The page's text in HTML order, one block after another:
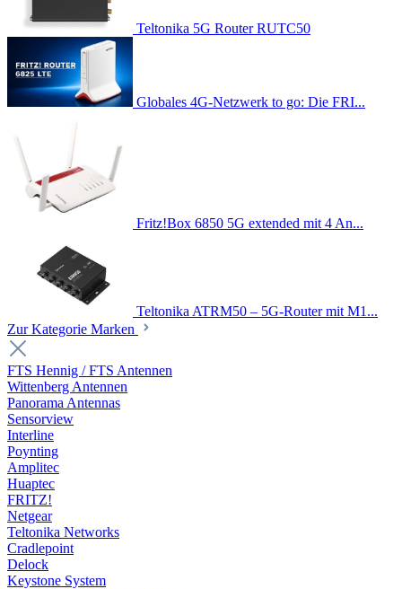
Teltonika 5G Router RUTC50
Globales 4G-Netzwerk to go: Die FRI...
Fritz!Box 6850 5G extended mit 4 An...
Teltonika ATRM50 – 5G-Router mit M1...
Zur Kategorie Marken
FTS Hennig / FTS Antennen
Wittenberg Antennen
Panorama Antennas
Sensorview
Interline
Poynting
Amplitec
Huaptec
FRITZ!
Netgear
Teltonika Networks
Cradlepoint
Delock
Keystone System